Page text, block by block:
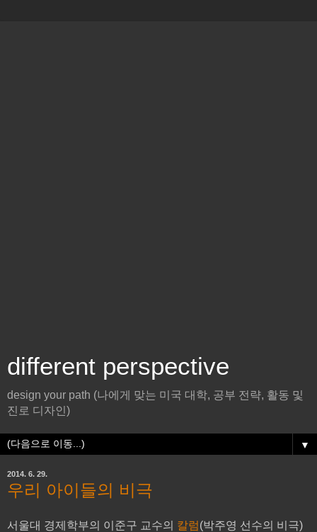
different perspective
design your path (나에게 맞는 미국 대학, 공부 전략, 활동 및
진로 디자인)
▼
2014. 6. 29.
우리 아이들의 비극
서울대 경제학부의 이준구 교수의 칼럼(박주영 선수의 비극)